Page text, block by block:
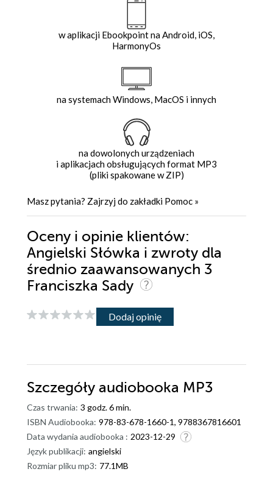
w aplikacji Ebookpoint na Android, iOS,
HarmonyOs
na systemach Windows, MacOS i innych
na dowolonych urządzeniach
i aplikacjach obsługujących format MP3
(pliki spakowane w ZIP)
Masz pytania? Zajrzyj do zakładki Pomoc »
Oceny i opinie klientów:
Angielski Słówka i zwroty dla
średnio zaawansowanych 3
Franciszka Sady
Dodaj opinię
Szczegóły audiobooka MP3
Czas trwania: 3 godz. 6 min.
ISBN Audiobooka: 978-83-678-1660-1, 9788367816601
Data wydania audiobooka : 2023-12-29
Język publikacji: angielski
Rozmiar pliku mp3: 77.1MB